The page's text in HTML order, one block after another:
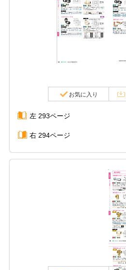
お気に入り
左 293ページ
右 294ページ